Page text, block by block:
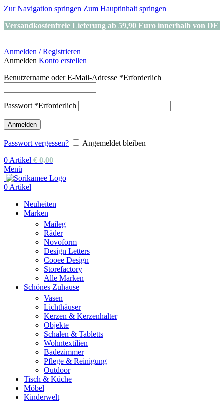
Zur Navigation springen Zum Hauptinhalt springen
Versandkostenfreie Lieferung ab 59,90 Euro innerhalb von DE
Anmelden / Registrieren
Anmelden Konto erstellen
Benutzername oder E-Mail-Adresse *Erforderlich
Passwort *Erforderlich
Anmelden
Passwort vergessen?
Angemeldet bleiben
0 Artikel € 0,00
Menü
0 Artikel
Neuheiten
Marken
Maileg
Räder
Novoform
Design Letters
Cooee Design
Storefactory
Alle Marken
Schönes Zuhause
Vasen
Lichthäuser
Kerzen & Kerzenhalter
Objekte
Schalen & Tabletts
Wohntextilien
Badezimmer
Pflege & Reinigung
Outdoor
Tisch & Küche
Möbel
Kinderwelt